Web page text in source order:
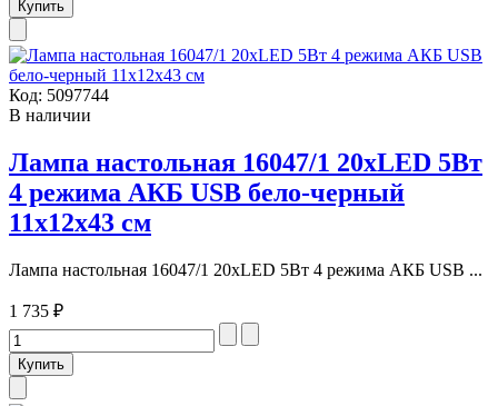
Код: 5097744
В наличии
Лампа настольная 16047/1 20хLED 5Вт
4 режима АКБ USB бело-черный
11х12х43 см
Лампа настольная 16047/1 20хLED 5Вт 4 режима АКБ USB ...
1 735 ₽